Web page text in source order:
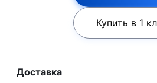
Купить в 1
Доставка